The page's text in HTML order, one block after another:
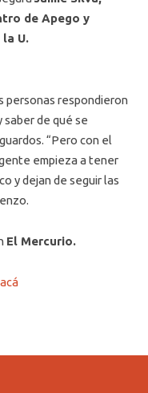
de Apego y
la U.
personas respondieron
de qué se
“Pero con el
empieza a tener
y dejan de seguir las
El Mercurio.